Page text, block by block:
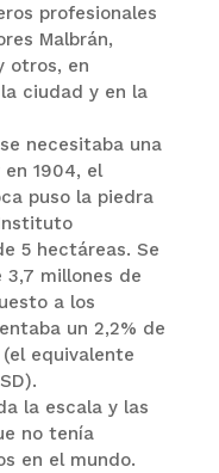
profesionales
Malbrán,
otros, en
ciudad y en la
necesitaba una
1904, el
puso la piedra
5 hectáreas. Se
millones de
a los
un 2,2% de
equivalente
la escala y las
no tenía
en el mundo.